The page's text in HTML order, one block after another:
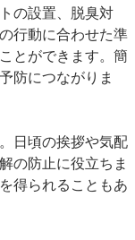
の設置、脱臭対
行動に合わせた準
とができます。簡
防につながりま
日頃の挨拶や気配
の防止に役立ちま
得られることもあ